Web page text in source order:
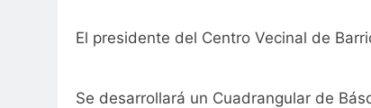
El presidente del Centro Vecinal de
Se desarrollará un Cuadrangular de